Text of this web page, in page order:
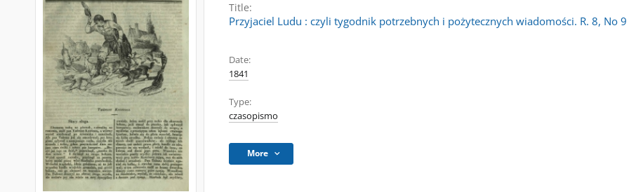
Title:
Przyjaciel Ludu : czyli tygodnik potrzebnych i pożytecznych wiadomości. R. 8, No
Date:
1841
Type:
czasopismo
More